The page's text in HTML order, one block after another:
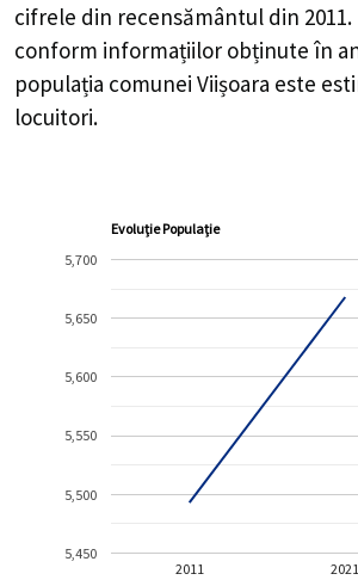
cifrele din recensământul din
conform informațiilor obținute în
populația comunei Viișoara este
locuitori.
Evoluție Populație
2011 2021
5,450
5,500
5,550
5,600
5,650
5,700